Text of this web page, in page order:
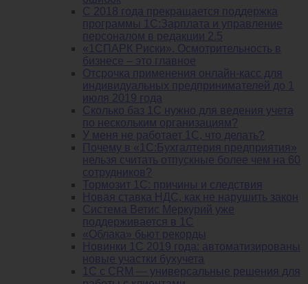
С 2018 года прекращается поддержка
программы 1С:Зарплата и управление
персоналом в редакции 2.5
«1СПАРК Риски». Осмотрительность в
бизнесе – это главное
Отсрочка применения онлайн-касс для
индивидуальных предпринимателей до 1
июля 2019 года
Сколько баз 1C нужно для ведения учета
по нескольким организациям?
У меня не работает 1С, что делать?
Почему в «1С:Бухгалтерия предприятия»
нельзя считать отпускные более чем на 60
сотрудников?
Тормозит 1C: причины и следствия
Новая ставка НДС, как не нарушить закон
Система Ветис Меркурий уже
поддерживается в 1С
«Облака» бьют рекорды
Новинки 1С 2019 года: автоматизированы
новые участки бухучета
1С с CRM — универсальные решения для